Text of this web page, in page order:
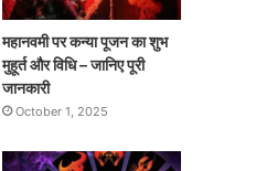
महानवमी पर कन्या पूजन का शुभ
मुहूर्त और विधि – जानिए पूरी
जानकारी
October 1, 2025